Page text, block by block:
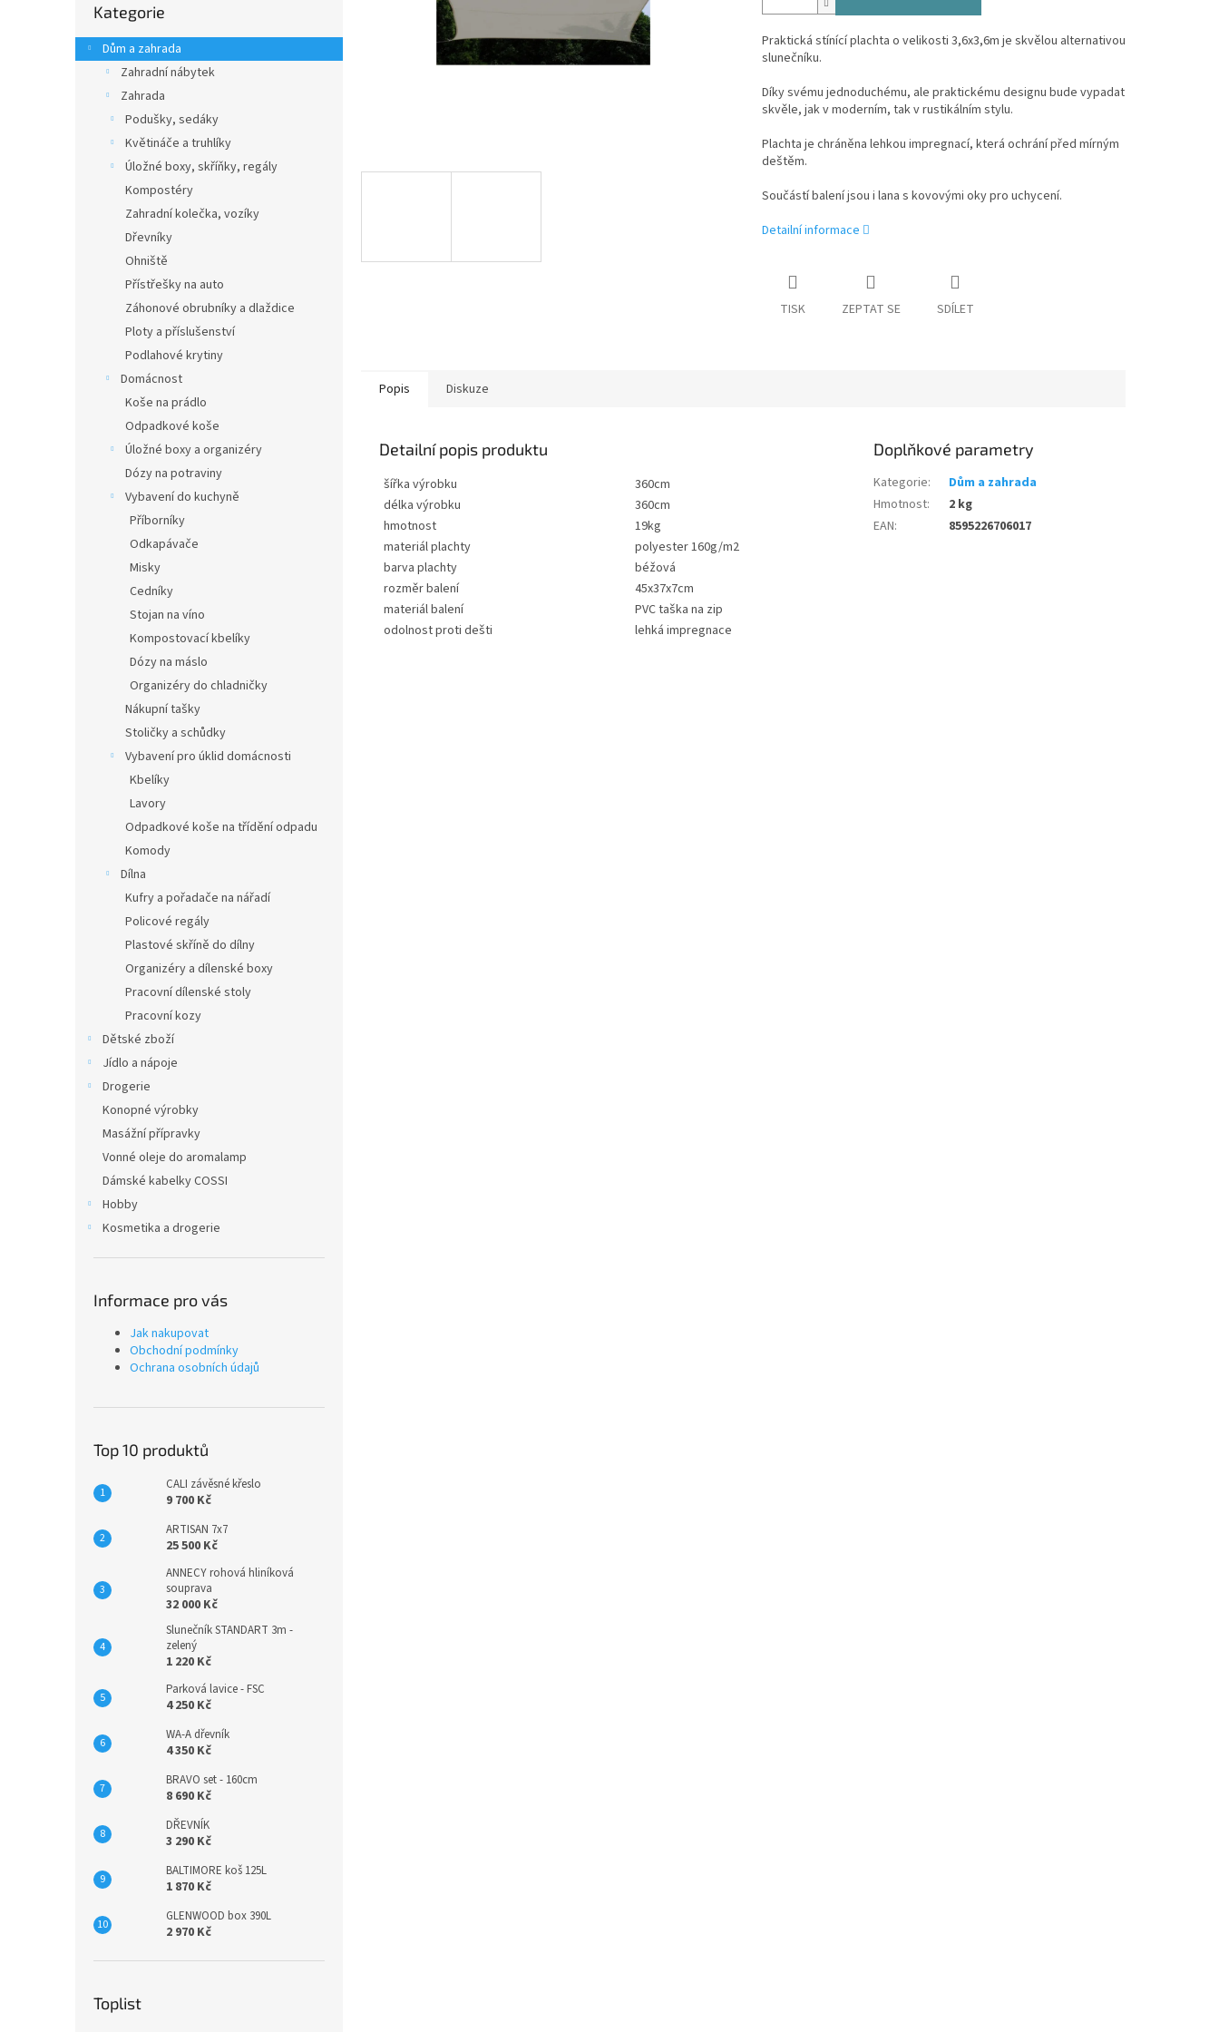
l
kategorie
Kategorie
Dům a zahrada
Zahradní nábytek
Zahrada
Podušky, sedáky
Květináče a truhlíky
Úložné boxy, skříňky, regály
Kompostéry
Zahradní kolečka, vozíky
Dřevníky
Ohniště
Přístřešky na auto
Záhonové obrubníky a dlaždice
Ploty a příslušenství
Podlahové krytiny
Domácnost
Koše na prádlo
Odpadkové koše
Úložné boxy a organizéry
Dózy na potraviny
Vybavení do kuchyně
Příborníky
Odkapávače
Misky
Cedníky
Stojan na víno
Kompostovací kbelíky
Dózy na máslo
Organizéry do chladničky
Nákupní tašky
Stoličky a schůdky
Vybavení pro úklid domácnosti
Kbelíky
Lavory
Odpadkové koše na třídění odpadu
Komody
Dílna
Kufry a pořadače na nářadí
Policové regály
Plastové skříně do dílny
Organizéry a dílenské boxy
Pracovní dílenské stoly
Pracovní kozy
Dětské zboží
Jídlo a nápoje
Drogerie
Konopné výrobky
Masážní přípravky
Vonné oleje do aromalamp
Dámské kabelky COSSI
Hobby
Kosmetika a drogerie
Informace pro vás
Jak nakupovat
Obchodní podmínky
Ochrana osobních údajů
Top 10 produktů
CALI závěsné křeslo
9 700 Kč
ARTISAN 7x7
25 500 Kč
ANNECY rohová hliníková
souprava
32 000 Kč
Slunečník STANDART 3m -
zelený
1 220 Kč
Parková lavice - FSC
4 250 Kč
WA-A dřevník
4 350 Kč
BRAVO set - 160cm
8 690 Kč
DŘEVNÍK
3 290 Kč
BALTIMORE koš 125L
1 870 Kč
GLENWOOD box 390L
2 970 Kč
Toplist
Praktická stínící plachta o velikosti 3,6x3,6m je skvělou alternativou
slunečníku.
Díky svému jednoduchému, ale praktickému designu bude vypadat
skvěle, jak v moderním, tak v rustikálním stylu.
Plachta je chráněna lehkou impregnací, která ochrání před mírným
deštěm.
Součástí balení jsou i lana s kovovými oky pro uchycení.
Detailní informace
TISK ZEPTAT SE SDÍLET
Popis Diskuze
Detailní popis produktu
šířka výrobku
360cm
délka výrobku
360cm
hmotnost
19kg
materiál plachty
polyester 160g/m2
barva plachty
béžová
rozměr balení
45x37x7cm
materiál balení
PVC taška na zip
odolnost proti dešti
lehká impregnace
Doplňkové parametry
Kategorie:
Dům a zahrada
Hmotnost:
2 kg
EAN: 8595226706017